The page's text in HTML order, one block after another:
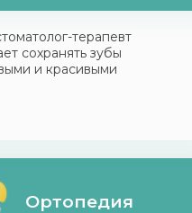
Ортопедия
терапевт
сохранять зубы
и красивыми